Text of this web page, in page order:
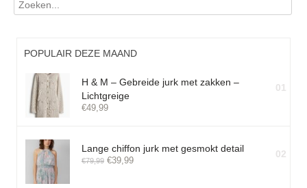
POPULAIR DEZE MAAND
H & M – Gebreide jurk met zakken –
Lichtgreige
€49,99
01
Lange chiffon jurk met gesmokt detail
€79,99 €39,99
02